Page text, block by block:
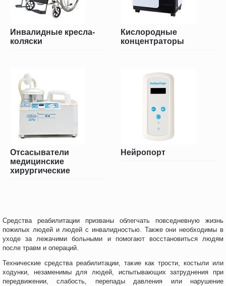
Инвалидные кресла-
коляски
Кислородные
концентраторы
Отсасыватели
медицинские
хирургические
Нейропорт
Средства реабилитации призваны облегчать повседневную жизнь
пожилых людей и людей с инвалидностью. Также они необходимы в
уходе за лежачими больными и помогают восстановиться людям
после травм и операций.
Технические средства реабилитации, такие как трости, костыли или
ходунки, незаменимы для людей, испытывающих затруднения при
передвижении, слабость, перепады давления или нарушение